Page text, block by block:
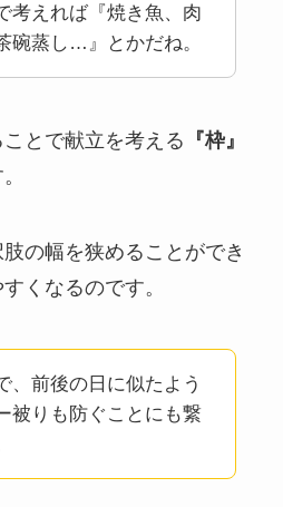
考えれば『焼き魚、肉
碗蒸し…』とかだね。
とで献立を考える 『枠』
肢の幅を狭めることができ
くなるのです。
、前後の日に似たよう
被りも防ぐことにも繋